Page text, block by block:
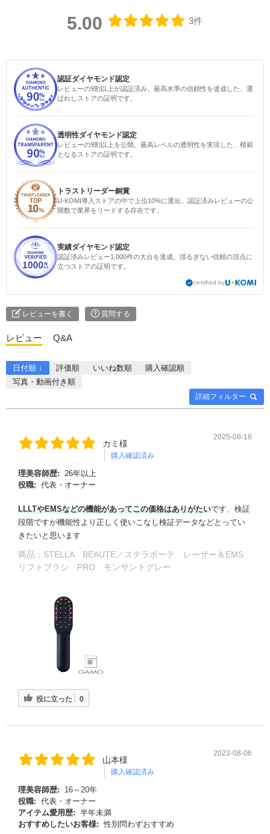
5.00 3件
認証ダイヤモンド認定
レビューの9割以上が認証済み。最高水準の信頼性を達成した、選
ばれしストアの証明です。
透明性ダイヤモンド認定
レビューの9割以上を公開。最高レベルの透明性を実現した、模範
となるストアの証明です。
トラストリーダー銅賞
U-KOMI導入ストアの中で上位10%に選出。認証済みレビューの公
開数で業界をリードする存在です。
実績ダイヤモンド認定
認証済みレビュー1,000件の大台を達成。揺るぎない信頼の頂点に
立つストアの証明です。
certified by
レビューを書く 質問する
レビュー Q&A
詳細フィルター
日付順 ↓ 評価順 いいね数順
購入確認順
写真・動画付き順
カミ様
購入確認済み
2025-08-18
理美容師歴: 26年以上
役職: 代表・オーナー
LLLTやEMSなどの機能があってこの価格はありがたいです、検証
段階ですが機能性より正しく使いこなし検証データなどとってい
きたいと思います
商品： STELLA BEAUTE／ステラボーテ レーザー＆EMS
リフトブラシ PRO モンサントグレー
役に立った 0
山本様
購入確認済み
2023-08-06
理美容師歴:
16～20年
役職: 代表・オーナー
アイテム愛用歴: 半年未満
おすすめしたいお客様: 性別問わずおすすめ